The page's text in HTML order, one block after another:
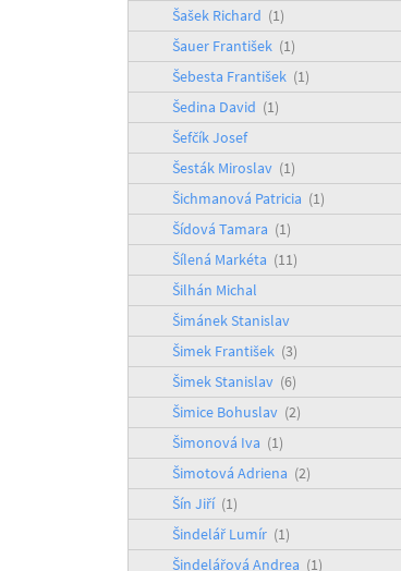
Šašek Richard (1)
Šauer František (1)
Šebesta František (1)
Šedina David (1)
Šefčík Josef
Šesták Miroslav (1)
Šichmanová Patricia (1)
Šídová Tamara (1)
Šílená Markéta (11)
Šilhán Michal
Šimánek Stanislav
Šimek František (3)
Šimek Stanislav (6)
Šimice Bohuslav (2)
Šimonová Iva (1)
Šimotová Adriena (2)
Šín Jiří (1)
Šindelář Lumír (1)
Šindelářová Andrea (1)